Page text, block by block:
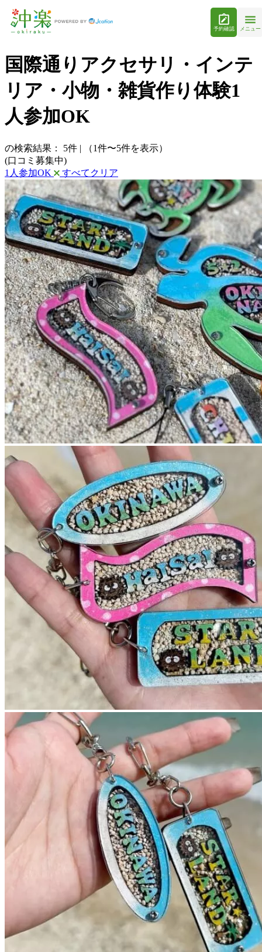
予約確認 メニュー
国際通りアクセサリ・インテ
リア・小物・雑貨作り体験1
人参加OK
の検索結果： 5件 |
（1件〜5件を表示）
(口コミ募集中)
1人参加OK
すべてクリア